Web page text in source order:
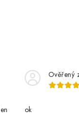
Ověřený
ok